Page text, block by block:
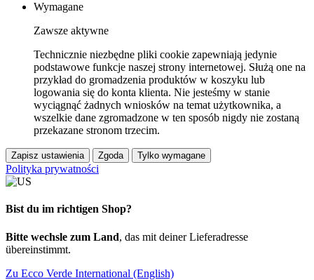
Wymagane
Zawsze aktywne
Technicznie niezbędne pliki cookie zapewniają jedynie
podstawowe funkcje naszej strony internetowej. Służą one na
przykład do gromadzenia produktów w koszyku lub
logowania się do konta klienta. Nie jesteśmy w stanie
wyciągnąć żadnych wniosków na temat użytkownika, a
wszelkie dane zgromadzone w ten sposób nigdy nie zostaną
przekazane stronom trzecim.
Zapisz ustawienia Zgoda Tylko wymagane
Polityka prywatności
Bist du im richtigen Shop?
Bitte wechsle zum Land, das mit deiner Lieferadresse
übereinstimmt.
Zu Ecco Verde International (English)